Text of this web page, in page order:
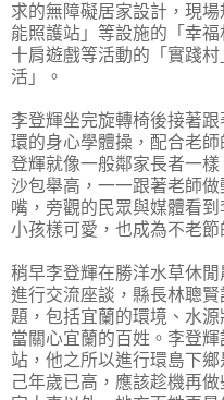
求的無障礙居家設計，現
能照護站」等設施的「幸
十肩遊戲等活動的「實踐
活」。
李登輝坐完旋轉椅後接著
環的身心學體操，配合老
登輝就像一般鄰家長者一
沙包舉高，一一跟著老師
嘴，旁觀的民眾與媒體看
小孩樣可愛，也成為不老
稍早李登輝在勝洋水草休
進行交流座談，縣長林聰
題，包括宜蘭的環境、水
當關心宜蘭的百姓。李登
站，他之所以進行環島下
己年歲已高，應該趁機再